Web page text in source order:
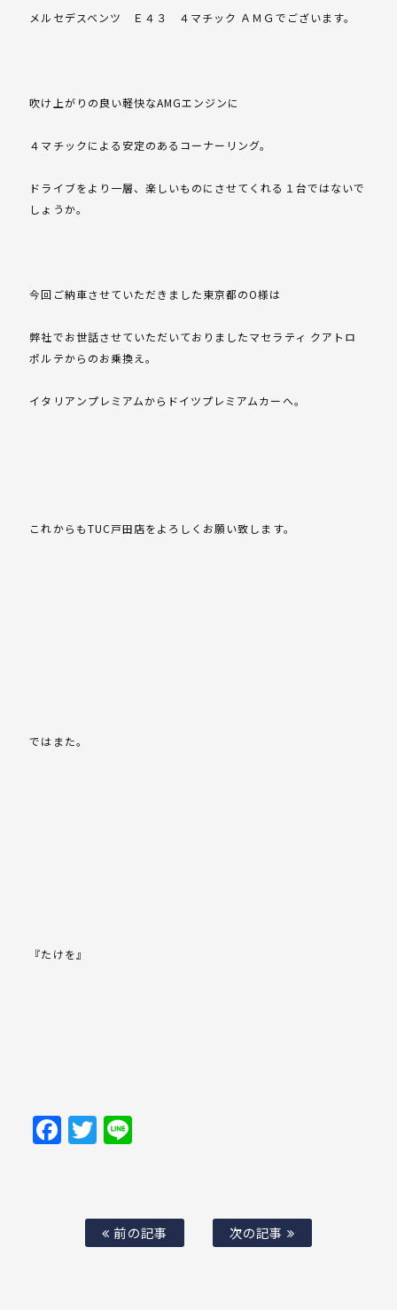
メルセデスベンツ Ｅ４３ ４マチック ＡＭＧでございます。
吹け上がりの良い軽快なAMGエンジンに
４マチックによる安定のあるコーナーリング。
ドライブをより一層、楽しいものにさせてくれる１台ではないで
しょうか。
今回ご納車させていただきました東京都のO様は
弊社でお世話させていただいておりましたマセラティ クアトロ
ポルテからのお乗換え。
イタリアンプレミアムからドイツプレミアムカーへ。
これからもTUC戸田店をよろしくお願い致します。
ではまた。
『たけを』
Facebook
Twitter
前の記事 次の記事